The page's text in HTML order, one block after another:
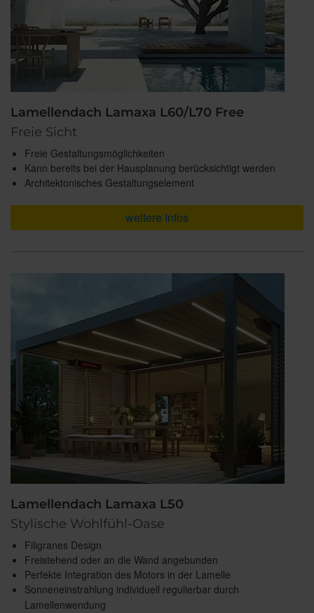
Lamellendach Lamaxa L60/L70 Free
Freie Sicht
Freie Gestaltungsmöglichkeiten
Kann bereits bei der Hausplanung berücksichtigt werden
Architektonisches Gestaltungselement
weitere Infos
Lamellendach Lamaxa L50
Stylische Wohlfühl-Oase
Filigranes Design
Freistehend oder an die Wand angebunden
Perfekte Integration des Motors in der Lamelle
Sonneneinstrahlung individuell regulierbar durch
Lamellenwendung